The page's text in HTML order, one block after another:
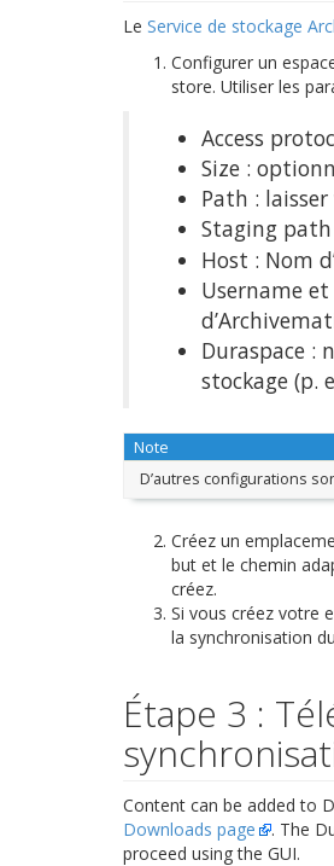
Le Service de stockage
Configurer un
store. Utiliser les
Access
Size :
Path :
Staging
Host : Nom
Username
Duraspace :
stockage (p.
Note
D’autres configurations
Créez un
but et le chemin
créez.
Si vous créez votre
la synchronisation
Étape 3 :
Content can be added to
Downloads page
. The
proceed using the GUI.